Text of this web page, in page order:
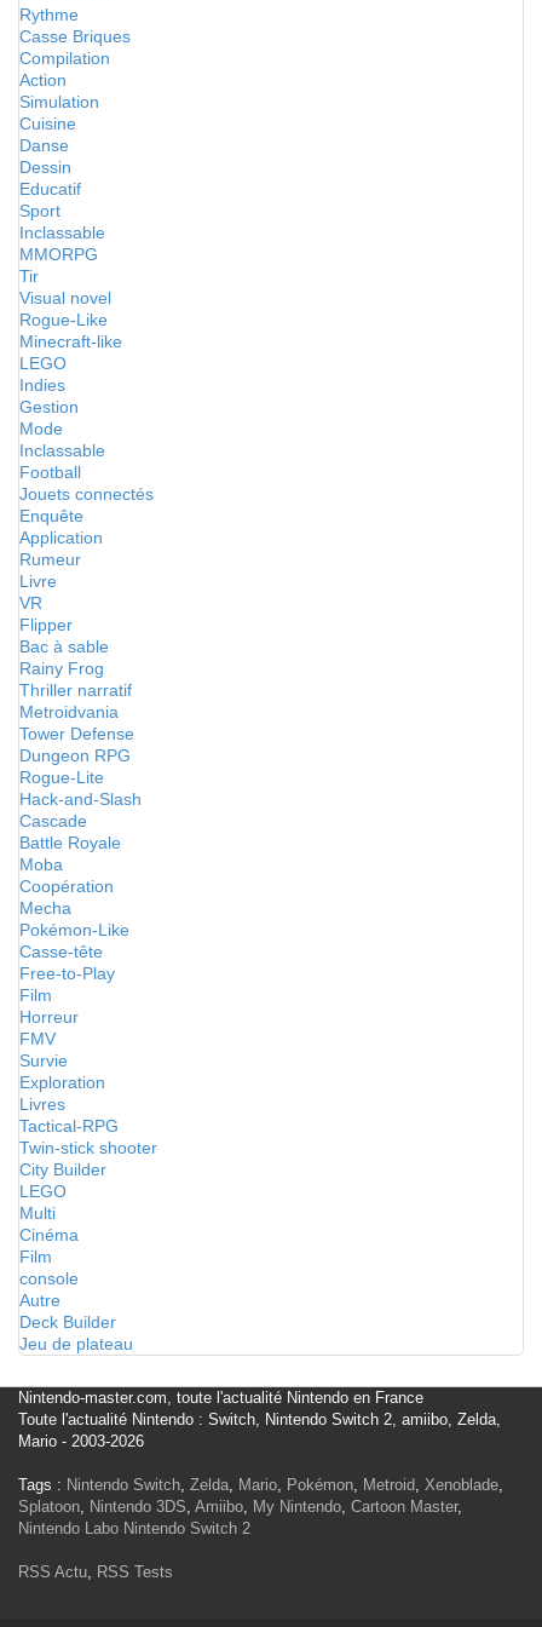
Rythme
Casse Briques
Compilation
Action
Simulation
Cuisine
Danse
Dessin
Educatif
Sport
Inclassable
MMORPG
Tir
Visual novel
Rogue-Like
Minecraft-like
LEGO
Indies
Gestion
Mode
Inclassable
Football
Jouets connectés
Enquête
Application
Rumeur
Livre
VR
Flipper
Bac à sable
Rainy Frog
Thriller narratif
Metroidvania
Tower Defense
Dungeon RPG
Rogue-Lite
Hack-and-Slash
Cascade
Battle Royale
Moba
Coopération
Mecha
Pokémon-Like
Casse-tête
Free-to-Play
Film
Horreur
FMV
Survie
Exploration
Livres
Tactical-RPG
Twin-stick shooter
City Builder
LEGO
Multi
Cinéma
Film
console
Autre
Deck Builder
Jeu de plateau
Nintendo-master.com, toute l'actualité Nintendo en France
Toute l'actualité Nintendo : Switch, Nintendo Switch 2, amiibo, Zelda,
Mario - 2003-2026
Tags : Nintendo Switch, Zelda, Mario, Pokémon, Metroid, Xenoblade,
Splatoon, Nintendo 3DS, Amiibo, My Nintendo, Cartoon Master,
Nintendo Labo Nintendo Switch 2
RSS Actu, RSS Tests